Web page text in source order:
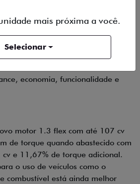
economia, funcionalidade e
motor 1.3 flex com até 107 cv
de torque quando abastecido com
e 11,67% de torque adicional.
o uso de veículos como o
combustível está ainda melhor
mais próxima a você.
Selecionar